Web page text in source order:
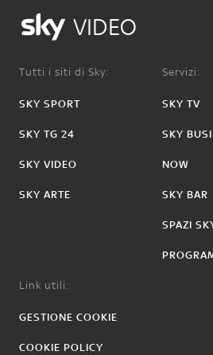
VIDEO
Tutti i siti di Sky:
SKY SPORT
SKY TG 24
SKY VIDEO
SKY ARTE
Servizi:
SKY TV
SKY
NOW
SKY BAR
SPAZI
Link utili:
GESTIONE COOKIE
COOKIE POLICY